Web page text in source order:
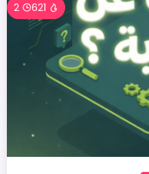
621
2